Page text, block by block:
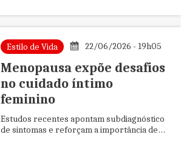
Estilo de Vida 22/06/2026 - 19h05
Menopausa expõe desafios
no cuidado íntimo
feminino
Estudos recentes apontam subdiagnóstico
de sintomas e reforçam a importância de